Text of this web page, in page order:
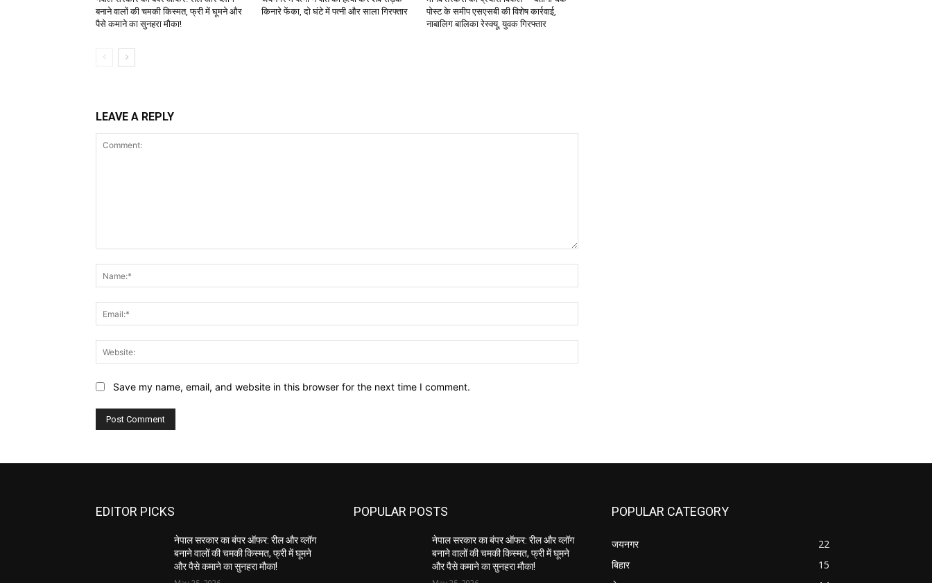
बनाने वालों की चमकी किस्मत, फ्री में घूमने और
पैसे कमाने का सुनहरा मौका!
किनारे फेंका, दो घंटे में पत्नी और साला गिरफ्तार
पोस्ट के समीप एसएसबी की विशेष कार्रवाई,
नाबालिग बालिका रेस्क्यू, युवक गिरफ्तार
LEAVE A REPLY
Save my name, email, and website in this browser for the next time I comment.
EDITOR PICKS
नेपाल सरकार का बंपर ऑफर: रील और व्लॉग
बनाने वालों की चमकी किस्मत, फ्री में घूमने
और पैसे कमाने का सुनहरा मौका!
POPULAR POSTS
नेपाल सरकार का बंपर ऑफर: रील और व्लॉग
बनाने वालों की चमकी किस्मत, फ्री में घूमने
और पैसे कमाने का सुनहरा मौका!
POPULAR CATEGORY
जयनगर
22
बिहार
15